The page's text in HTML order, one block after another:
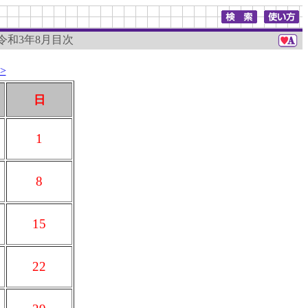
和3年8月目次
日
1
8
15
22